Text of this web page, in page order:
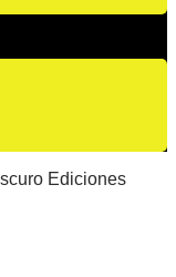
Ediciones